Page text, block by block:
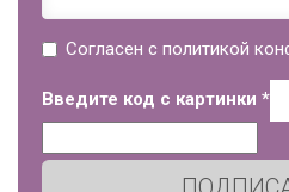
Согласен с политикой
Введите код с картинки *